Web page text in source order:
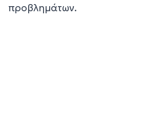
προβλημάτων.